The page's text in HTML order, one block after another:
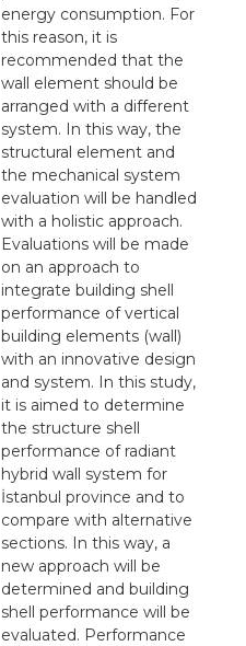
energy consumption. For
this reason, it is
recommended that the
wall element should be
arranged with a different
system. In this way, the
structural element and
the mechanical system
evaluation will be handled
with a holistic approach.
Evaluations will be made
on an approach to
integrate building shell
performance of vertical
building elements (wall)
with an innovative design
and system. In this study,
it is aimed to determine
the structure shell
performance of radiant
hybrid wall system for
İstanbul province and to
compare with alternative
sections. In this way, a
new approach will be
determined and building
shell performance will be
evaluated. Performance